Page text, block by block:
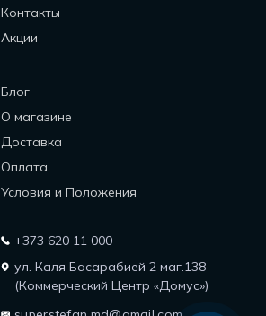
Контакты
Акции
Блог
О магазине
Доставка
Оплата
Условия и Положения
+373 620 11 000
ул. Каля Басарабией 2 маг.138
(Коммерческий Центр «Домус»)